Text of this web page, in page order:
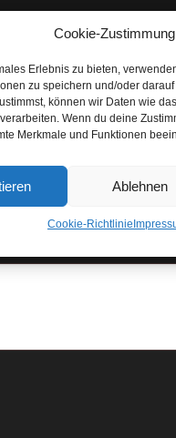
Cookie-
Erlebnis zu bieten,
zu speichern und/oder
können wir Daten wie
Wenn du deine
Merkmale und Funktionen
Ablehnen
Cookie-Richtlinie